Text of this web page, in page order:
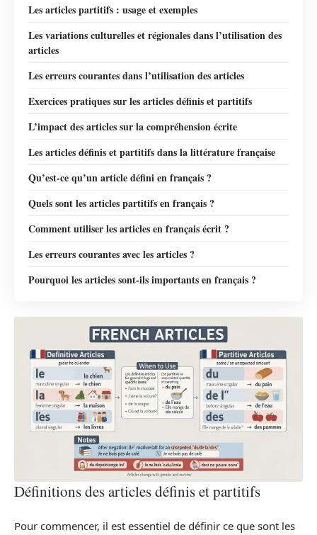
Les articles partitifs : usage et exemples
Les variations culturelles et régionales dans l’utilisation des
articles
Les erreurs courantes dans l’utilisation des articles
Exercices pratiques sur les articles définis et partitifs
L’impact des articles sur la compréhension écrite
Les articles définis et partitifs dans la littérature française
Qu’est-ce qu’un article défini en français ?
Quels sont les articles partitifs en français ?
Comment utiliser les articles en français écrit ?
Les erreurs courantes avec les articles ?
Pourquoi les articles sont-ils importants en français ?
Définitions des articles définis et partitifs
Pour commencer, il est essentiel de définir ce que sont les